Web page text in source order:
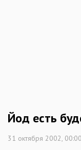
Йод есть
31 октября 2002, 00:00